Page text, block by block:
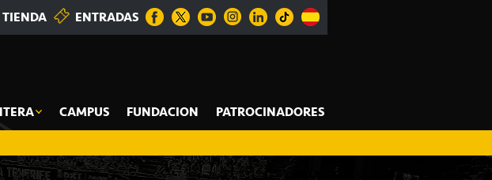
TIENDA ENTRADAS
CAMPUS FUNDACION PATROCINADORES